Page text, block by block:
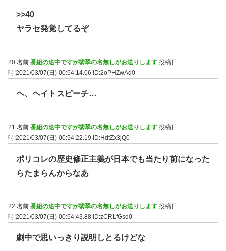
>>40
ヤラセ発覚してるぞ
20 名前:番組の途中ですが翡翠の名無しがお送りします 投稿日
時:2021/03/07(日) 00:54:14.06
ID:2oPHZwAq0
ヘ、ヘイトスピーチ…
21 名前:番組の途中ですが翡翠の名無しがお送りします 投稿日
時:2021/03/07(日) 00:54:22.19 ID:HdtZx3jQ0
ポリコレの歴史修正主義が日本でも当たり前になった
らたまらんからなあ
22 名前:番組の途中ですが翡翠の名無しがお送りします 投稿日
時:2021/03/07(日) 00:54:43.88 ID:zCRLfGsd0
劇中で思いっきり説明しとるけどな